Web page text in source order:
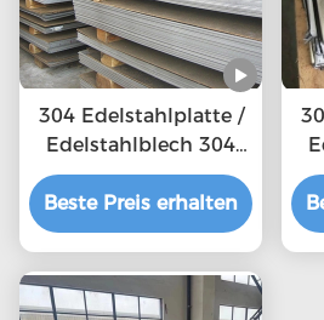
304 Edelstahlplatte /
Edelstahlblech 304
mit Spiegelfläche
Beste Preis erhalten